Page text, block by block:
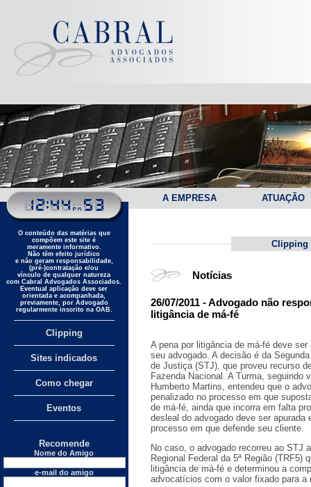
A EMPRESA ATUAÇÃO
O conteúdo das matérias que
compõem este site é
meramente informativo.
Não têm efeito jurídico
e não geram responsabilidade,
(pré-)contratação e/ou
vínculo de qualquer natureza
com Cabral Advogados Associados.
Eventual aplicação deve ser
orientada e acompanhada,
previamente, por Advogado
regularmente inscrito na OAB.
Clipping
Sites indicados
Como chegar
Eventos
Recomende
Nome do Amigo
e-mail do amigo
Clipping
Notícias
26/07/2011 - Advogado não
litigância de má-fé
A pena por litigância de má-fé deve
seu advogado. A decisão é da
de Justiça (STJ), que proveu recurso
Fazenda Nacional. A Turma, seguindo
Humberto Martins, entendeu que o
penalizado no processo em que
de má-fé, ainda que incorra em falta
desleal do advogado deve ser apurada
processo em que defende seu cliente.
No caso, o advogado recorreu ao STJ
Regional Federal da 5ª Região (TRF5)
litigância de má-fé e determinou a
advocatícios com o valor fixado para a